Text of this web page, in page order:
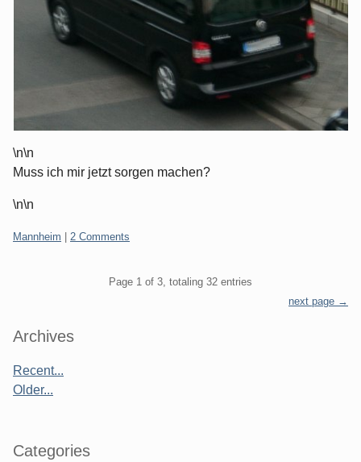
\n\n
Muss ich mir jetzt sorgen machen?
\n\n
Categories:
Mannheim 2 Comments
Page 1 of 3, totaling 32 entries
next page →
Sidebar
Archives
Recent...
Older...
Categories